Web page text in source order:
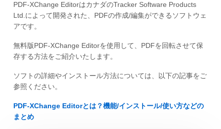
PDF-XChange EditorはカナダのTracker Software Products
Ltd.によって開発された、PDFの作成/編集ができるソフトウェ
アです。
無料版PDF-XChange Editorを使用して、PDFを回転させて保
存する方法をご紹介いたします。
ソフトの詳細やインストール方法については、以下の記事をご
参照ください。
PDF-XChange Editorとは？機能/インストール/使い方などの
まとめ